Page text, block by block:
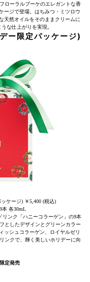
ローラルブーケのエレガントな香
ージで登場。はちみつ・ミツロウ
天然オイルをそのままクリームに
な仕上がりを実現。
ー限定パッケージ)
ケージ) ￥5,400 (税込)
本 各30mL
ンク「ハニーコラーゲン」の9本
としたデザインとグリーンカラー
ッシュコラーゲン、ロイヤルゼリ
ンクで、輝く美しいホリデーに向
定発売